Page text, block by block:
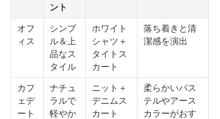
ント
オフ
ィス
シンプ
ル＆上
品なス
タイル
ホワイト
シャツ＋
タイトス
カート
落ち着きと清
潔感を演出
カフ
ェデ
ート
ナチュ
ラルで
軽やか
ニット＋
デニムス
カート
柔らかいパス
テルやアース
カラーがおす